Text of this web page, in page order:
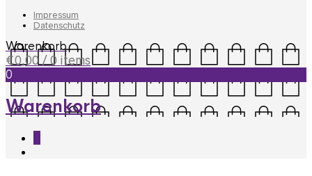
Impressum
Datenschutz
Warenkorb
€0,00 / 0 items
0
Warenkorb